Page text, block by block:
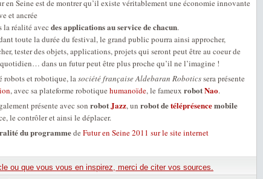
en Seine est de montrer qu’il existe véritablement une économie innovante
et ancrée
la réalité avec des applications au service de chacun.
toute la durée du festival, le grand public pourra ainsi approcher,
tester des objets, applications, projets qui seront peut être au coeur de
dans un futur peut être plus proche qu’il ne l’imagine !
robots et robotique, lasociété française Aldebaran Roboticssera présente
, avec sa plateforme robotique humanoïde, le fameux robotNao.
présente avec son robotJazz, un robot detéléprésencemobile
le contrôler et ainsi le déplacer.
du programmede Futur en Seine 2011 sur le site internet
ou que vous vous en inspirez, merci de citer vos sources.